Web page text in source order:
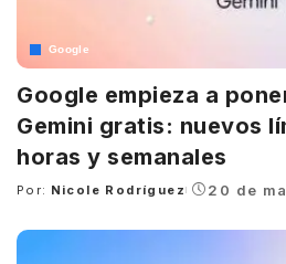
Google
Google empieza a
Gemini gratis: nuevos
horas y semanales
Posted
Por: Nicole Rodríguez 20 de